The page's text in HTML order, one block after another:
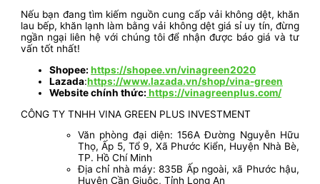
Nếu bạn đang tìm kiếm nguồn cung cấp vải không dệt, khăn
lau bếp, khăn lạnh làm bằng vải không dệt giá sỉ uy tín, đừng
ngần ngại liên hệ với chúng tôi để nhận được báo giá và tư
vấn tốt nhất!
Shopee:https://shopee.vn/vinagreen2020
Lazada:https://www.lazada.vn/shop/vina-green
Website chính thức: https://vinagreenplus.com/
CÔNG TY TNHH VINA GREEN PLUS INVESTMENT
Văn phòng đại diện: 156A Đường Nguyễn Hữu
Thọ, Ấp 5, Tổ 9, Xã Phước Kiển, Huyện Nhà Bè,
TP. Hồ Chí Minh
Địa chỉ nhà máy: 835B Ấp ngoài, xã Phước hậu,
Huyện Cần Giuộc, Tỉnh Long An